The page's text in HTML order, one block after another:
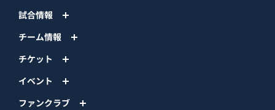
試合情報
チーム情報
チケット
イベント
ファンクラブ